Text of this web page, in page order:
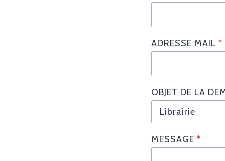
ADRESSE MAIL *
OBJET DE LA
MESSAGE *